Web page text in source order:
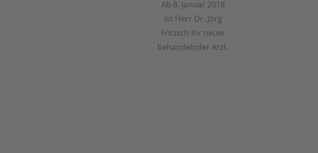
Ab 8. Januar 2018
ist Herr Dr. Jörg
Fritzsch Ihr neuer
behandelnder Arzt.